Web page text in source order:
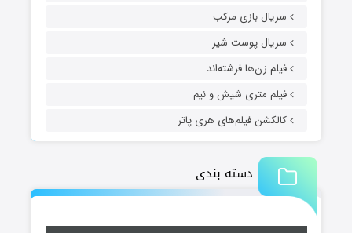
سریال بازی مرکب
سریال پوست شیر
فیلم زن‌ها فرشته‌اند
فیلم متری شیش و نیم
کالکشن فیلم‌های هری پاتر
دسته بندی